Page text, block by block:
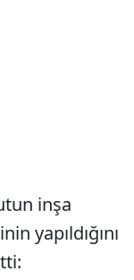
inşa
yapıldığını